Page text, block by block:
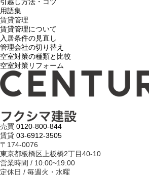
用語集
賃貸管理
賃貸管理について
入居条件の見直し
管理会社の切り替え
空室対策の種類と比較
空室対策リフォーム
売買 0120-800-844
賃貸 03-6912-3505
〒174-0076
東京都板橋区上板橋2丁目40-10
営業時間 / 10:00~19:00
定休日 / 毎週火・水曜